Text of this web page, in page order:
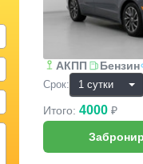
АКПП Бензин
Срок:
Итого: 4000 ₽